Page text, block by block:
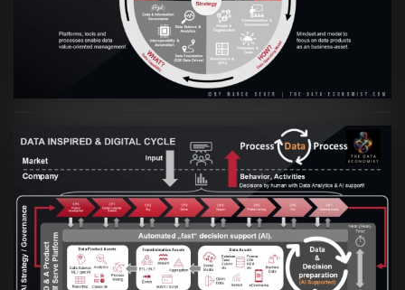
VIEW
Artikel:Prozesse und Daten müssen Hand
in Hand gehen
VIEW